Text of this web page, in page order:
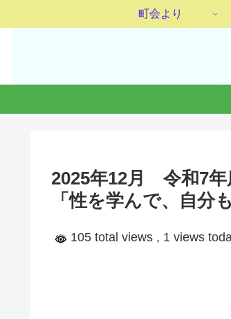
町会より
2025年12月 令和7年
「性を学んで、自分
105 total views , 1 views